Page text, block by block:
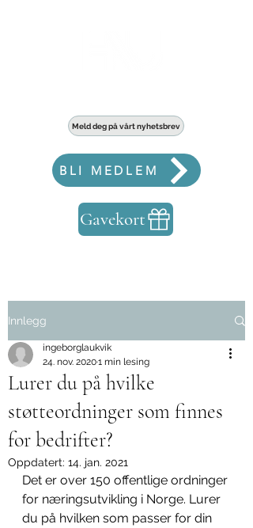
Meld deg på vårt nyhetsbrev
BLI MEDLEM
Gavekort
Innlegg
Lurer du på hvilke
støtteordninger som finnes
for bedrifter?
ingeborglaukvik
24. nov. 20201 min lesing
Oppdatert: 14. jan. 2021
Det er over 150 offentlige ordninger
for næringsutvikling i Norge. Lurer
du på hvilken som passer for din